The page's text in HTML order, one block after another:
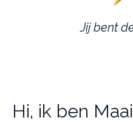
Jij bent
Hi, ik ben